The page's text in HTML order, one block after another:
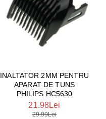
INALTATOR 2MM PENTRU
APARAT DE TUNS
PHILIPS HC5630
21.98Lei
29.99Lei